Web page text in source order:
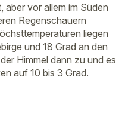
vor allem im Süden
Regenschauern
liegen
und 18 Grad an den
Himmel dann zu und es
auf 10 bis 3 Grad.